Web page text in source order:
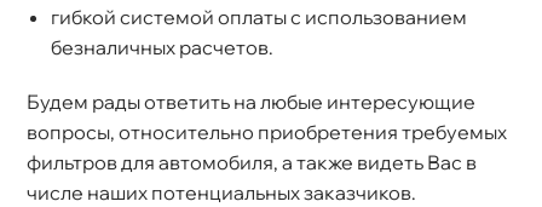
ибкой системой оплаты с использованием
езналичных расчетов.
Будем рады ответить на любые интересующие
опросы, относительно приобретения требуемых
фильтров для автомобиля, а также видеть Вас
числе наших потенциальных заказчиков.